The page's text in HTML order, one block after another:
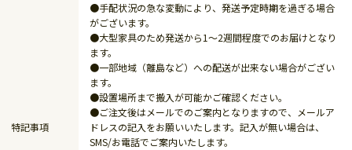
特記事項
●手配状況の急な変動により、発送予定時期を過ぎる場合
がございます。
●大型家具のため発送から1～2週間程度でのお届けとなり
ます。
●一部地域（離島など）への配送が出来ない場合がござい
ます。
●設置場所まで搬入が可能かご確認ください。
●ご注文後はメールでのご案内となりますので、メールア
ドレスの記入をお願いいたします。記入が無い場合は、
SMS/お電話でご案内いたします。